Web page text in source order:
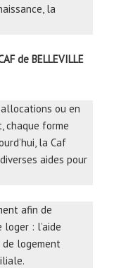
la
de BELLEVILLE
ou en
chaque forme
la Caf
aides pour
afin de
: l’aide
de logement